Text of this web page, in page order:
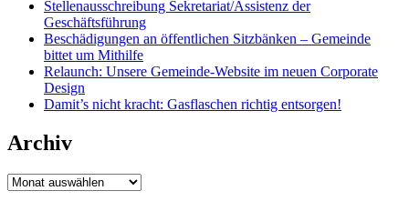
Stellenausschreibung Sekretariat/Assistenz der
Geschäftsführung
Beschädigungen an öffentlichen Sitzbänken – Gemeinde
bittet um Mithilfe
Relaunch: Unsere Gemeinde-Website im neuen Corporate
Design
Damit’s nicht kracht: Gasflaschen richtig entsorgen!
Archiv
Archiv